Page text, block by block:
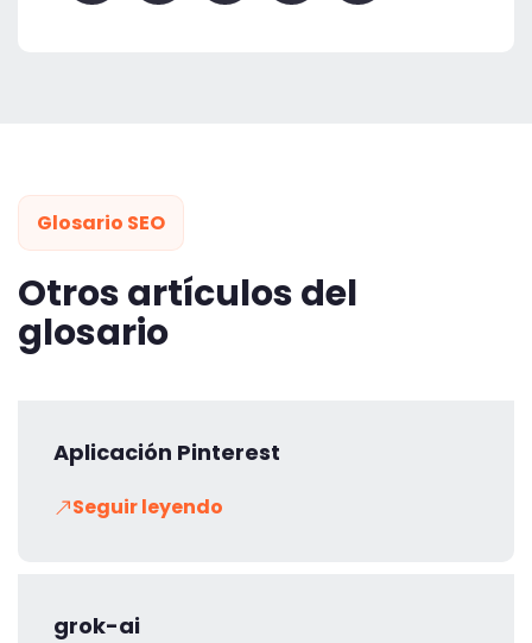
Glosario SEO
Otros artículos del
glosario
Aplicación Pinterest
Seguir leyendo
grok-ai